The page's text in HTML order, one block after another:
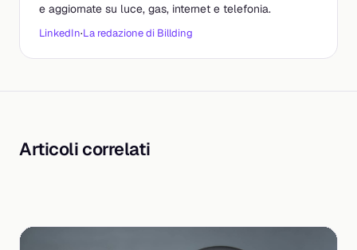
e aggiornate su luce, gas, internet e telefonia.
LinkedIn·La redazione di Billding
Articoli correlati